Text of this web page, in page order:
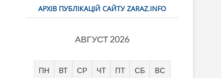
АРХІВ ПУБЛІКАЦІЙ САЙТУ ZARAZ.INFO
АВГУСТ 2026
ПН ВТ СР ЧТ ПТ СБ ВС